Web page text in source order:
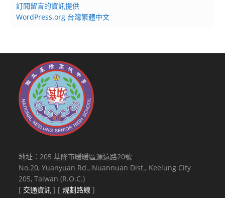
訂閱留言的資訊提供
WordPress.org 台灣繁體中文
地址：205 基隆市暖暖區源遠路20號
No.20, Yuanyuan Rd., Nuannuan Dist., Keelung City
205, Taiwan (R.O.C.)
[ 交通資訊 ] [規劃路線 ]